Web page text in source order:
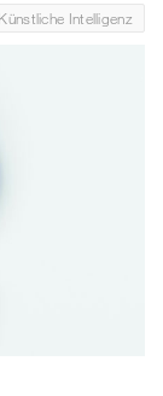
Künstliche Intelligenz